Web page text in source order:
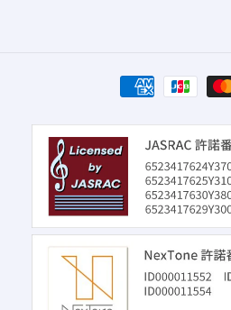
決
済
方
法